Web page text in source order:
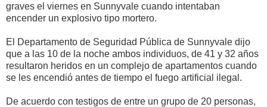
graves el viernes en Sunnyvale cuando intentaban
encender un explosivo tipo mortero.
El Departamento de Seguridad Pública de Sunnyvale dijo
que a las 10 de la noche ambos individuos, de 41 y 32 años
resultaron heridos en un complejo de apartamentos cuando
se les encendió antes de tiempo el fuego artificial ilegal.
De acuerdo con testigos de entre un grupo de 20 personas,